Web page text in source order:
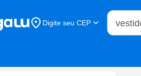
Digite seu CEP
Buscar